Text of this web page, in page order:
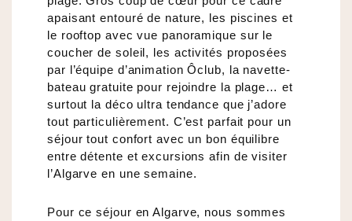
apaisant entouré de nature, les piscines et
le rooftop avec vue panoramique sur le
coucher de soleil, les activités proposées
par l’équipe d’animation Ôclub, la navette-
bateau gratuite pour rejoindre la plage… et
surtout la déco ultra tendance que j’adore
tout particulièrement. C’est parfait pour un
séjour tout confort avec un bon équilibre
entre détente et excursions afin de visiter
l’Algarve en une semaine.
Pour ce séjour en Algarve, nous sommes